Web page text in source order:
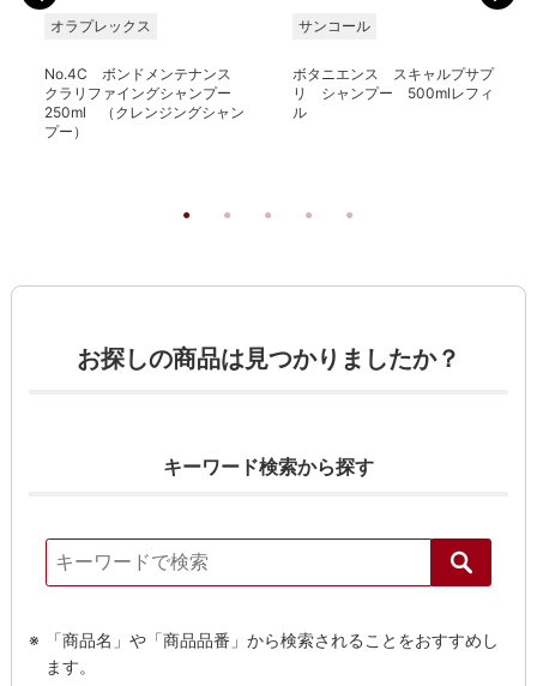
オラプレックス
No.4C ボンドメンテナンス
クラリファイングシャンプー
250ml （クレンジングシャン
プー）
サンコール
ボタニエンス スキャルプサプ
リ シャンプー 500mlレフィ
ル
お探しの商品は見つかりましたか？
キーワード検索から探す
「商品名」や「商品品番」から検索されることをおすすめし
ます。